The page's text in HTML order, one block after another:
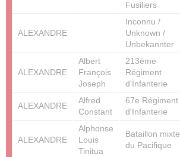
Fusiliers
ALEXANDRE
Inconnu /
Unknown /
Unbekannter
ALEXANDRE
Albert
François
Joseph
213ème
Régiment
d'Infanterie
ALEXANDRE
Alfred
Constant
67e Régiment
d'Infanterie
ALEXANDRE
Alphonse
Louis
Tinitua
Bataillon mixte
du Pacifique